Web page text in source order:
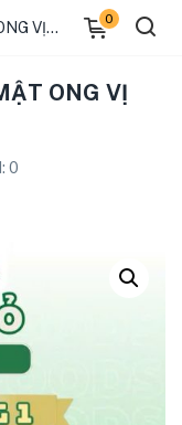
MUA 1 TẶNG 1 – ATISO ĐỎ MẬT ONG VỊ QUẾ
0
ONG VỊ
0